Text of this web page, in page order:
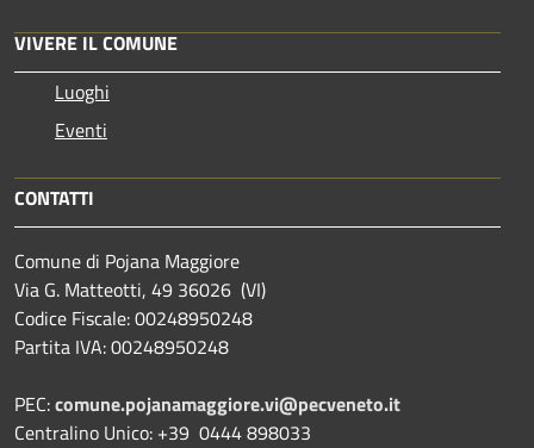
VIVERE IL COMUNE
Luoghi
Eventi
CONTATTI
Comune di Pojana Maggiore
Via G. Matteotti, 49 36026 (VI)
Codice Fiscale: 00248950248
Partita IVA: 00248950248
PEC:comune.pojanamaggiore.vi@pecveneto.it
Centralino Unico: +39 0444 898033